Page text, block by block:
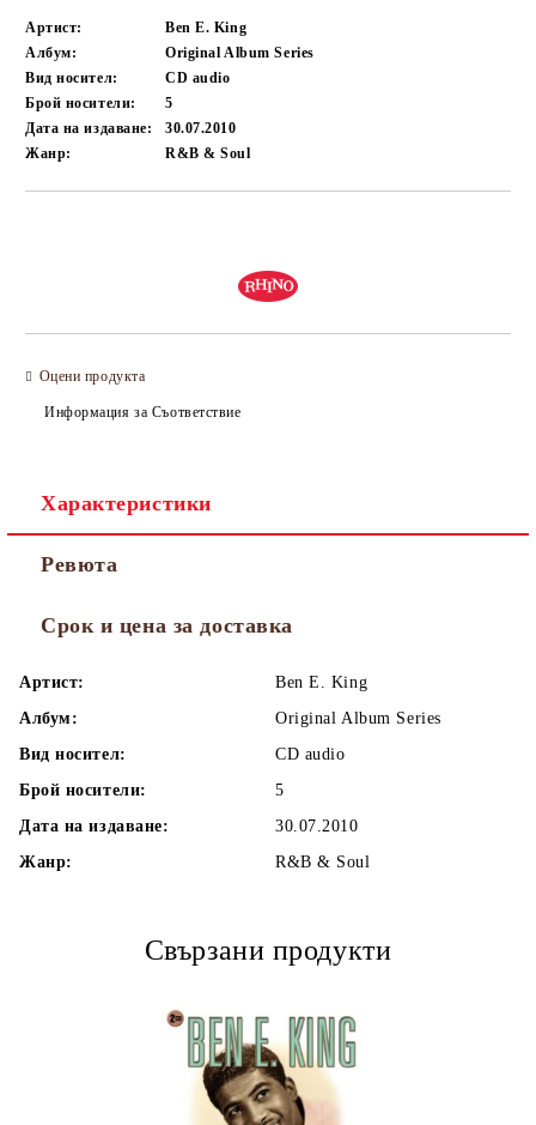
Артист:
Ben E. King
Албум:
Original Album Series
Вид носител:
CD audio
Брой носители:
5
Дата на издаване:
30.07.2010
Жанр:
R&B & Soul
Оцени продукта
Информация за Съответствие
Характеристики
Ревюта
Срок и цена за доставка
Артист:
Ben E. King
Албум:
Original Album Series
Вид носител:
CD audio
Брой носители:
5
Дата на издаване:
30.07.2010
Жанр:
R&B & Soul
Свързани продукти